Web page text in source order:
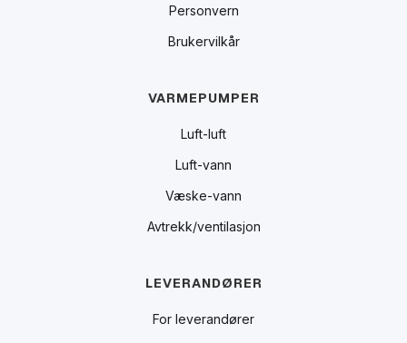
Personvern
Brukervilkår
VARMEPUMPER
Luft-luft
Luft-vann
Væske-vann
Avtrekk/ventilasjon
LEVERANDØRER
For leverandører